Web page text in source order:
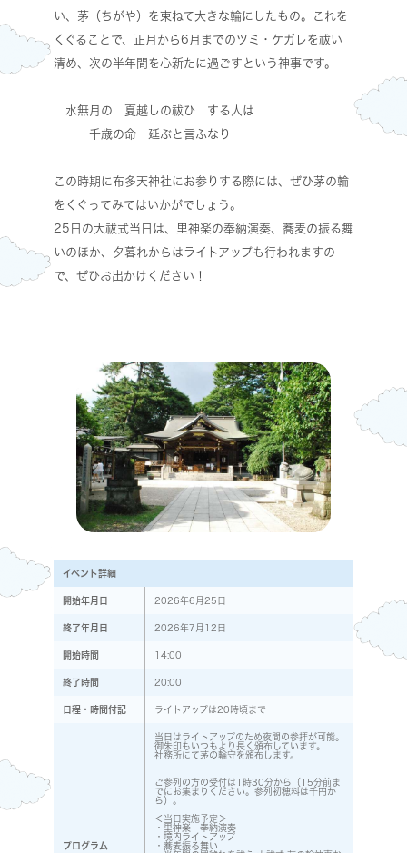
い、茅（ちがや）を束ねて大きな輪にしたもの。これを
くぐることで、正月から6月までのツミ・ケガレを祓い
清め、次の半年間を心新たに過ごすという神事です。
水無月の 夏越しの祓ひ する人は
千歳の命 延ぶと言ふなり
この時期に布多天神社にお参りする際には、ぜひ茅の輪
をくぐってみてはいかがでしょう。
25日の大祓式当日は、里神楽の奉納演奏、蕎麦の振る舞
いのほか、夕暮れからはライトアップも行われますの
で、ぜひお出かけください！
イベント詳細
開始年月日 2026年6月25日
終了年月日 2026年7月12日
開始時間 14:00
終了時間 20:00
日程・時間付記 ライトアップは20時頃まで
プログラム
当日はライトアップのため夜間の参拝が可能。
御朱印もいつもより長く頒布しています。
社務所にて茅の輪守を頒布します。
ご参列の方の受付は1時30分から（15分前ま
でにお集まりください。参列初穂料は千円か
ら）。
＜当日実施予定＞
・里神楽 奉納演奏
・境内ライトアップ
・蕎麦振る舞い